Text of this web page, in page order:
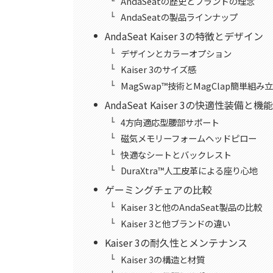
AndaSeatの製品ラインナップ
AndaSeat Kaiser 3の特徴とデザイン
デザインとカラーオプション
Kaiser 3のサイズ感
MagSwap™技術とMagClap簡単組み
AndaSeat Kaiser 3の快適性装備と機能
4方向適応型腰部サポート
磁気メモリーフォームヘッドピロー
快適なシートとバックレスト
DuraXtra™人工皮革による座り心地
ゲーミングチェアの比較
Kaiser 3と他のAndaSeat製品の比較
Kaiser 3と他ブランドの違い
Kaiser 3の耐久性とメンテナンス
Kaiser 3の構造と材質